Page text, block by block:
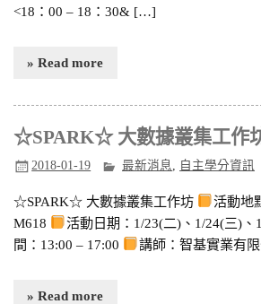
<18：00 – 18：30& […]
» Read more
☆SPARK☆ 大數據叢集工作
2018-01-19 最新消息 自主學分資訊
☆SPARK☆ 大數據叢集工作坊
活動地
M618
活動日期：1/23(二)、1/24(三)、
間：13:00 – 17:00
講師：智基實業有
» Read more